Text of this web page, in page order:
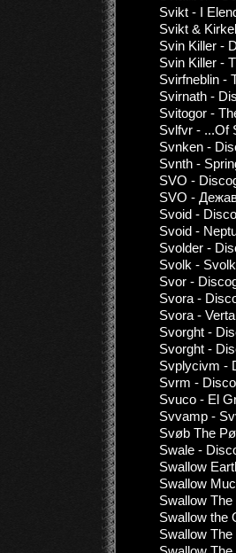
Svikt - I
Svikt &
Svin Killer -
Svin Killer -
Svirfneblin -
Svirnath -
Svitogor -
Svlfvr - .​​​.​​​.​​​Of
Svnken -
Svnth -
SVO -
SVO -
Svoid -
Svoid -
Svolder -
Svolk -
Svor -
Svora -
Svora -
Svorght -
Svorght -
Svplycivm -
Svrm -
Svuco - El
Svvamp -
Svøb The
Swale -
Swallow
Swallow
Swallow
Swallow the
Swallow